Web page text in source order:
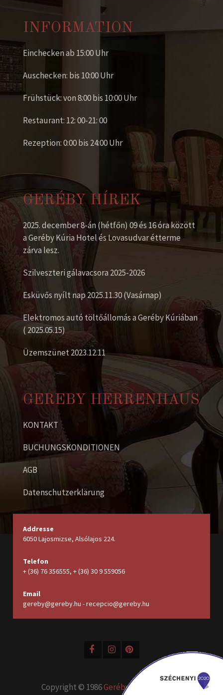
INFORMATION
Einchecken ab 15:00 Uhr
Auschecken: bis 10:00 Uhr
Frühstück: von 8:00 bis 10:00 Uhr
Restaurant: 12: 00-21: 00
Rezeption: 0:00 bis 24:00 Uhr
GERÉBY HÍREK
2025. december 8-án (hétfőn) 09 és 16 óra között
a Geréby Kúria Hotel és Lovasudvar étterme
zárva lesz.
Szilveszteri gálavacsora 2025-2026
Esküvős nyílt nap 2025.11.30 (Vasárnap)
Elektromos autó töltőállomás a Geréby Kúriában
( 2025.05.15)
Üzemszünet 2023.12.11
GEREBY HERRENHAUS
KONTAKT
BUCHUNGSKONDITIONEN
AGB
Datenschutzerklärung
Addresse
6050 Lajosmizse, Alsólajos 224.
Telefon
+ (36) 76 356555, + (36) 30 9 559056
Email
gereby@gereby.hu - recepcio@gereby.hu
Copyright © 1986Geréby Kúria Hotel és